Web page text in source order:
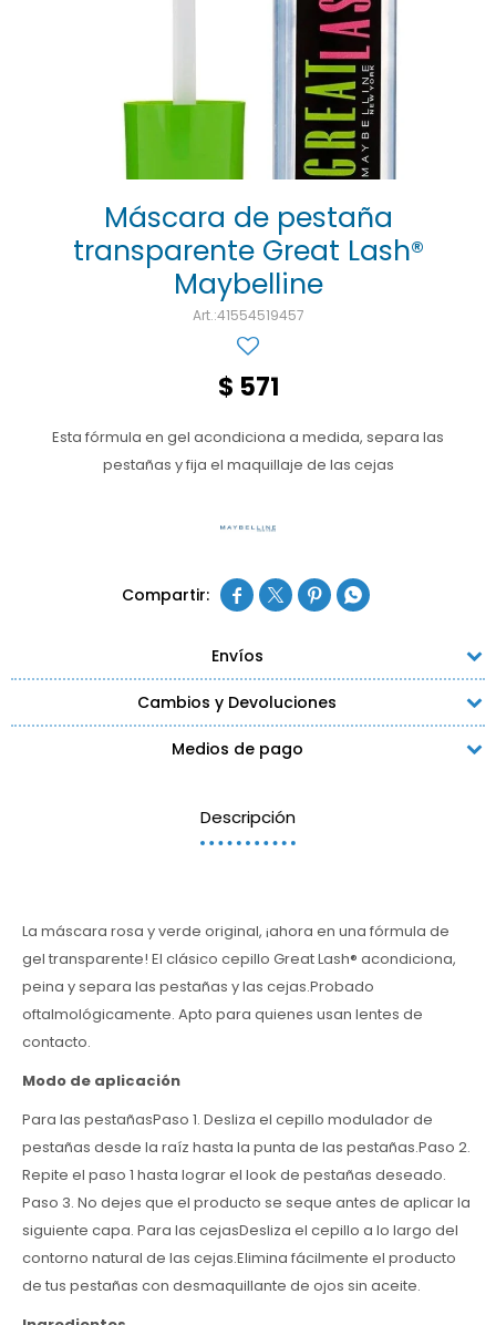
Máscara de pestaña
transparente Great Lash®
Maybelline
41554519457
$ 571
Esta fórmula en gel acondiciona a medida, separa las
pestañas y fija el maquillaje de las cejas
   
Envíos
Cambios y Devoluciones
Medios de pago
Descripción
La máscara rosa y verde original, ¡ahora en una fórmula de
gel transparente! El clásico cepillo Great Lash® acondiciona,
peina y separa las pestañas y las cejas.Probado
oftalmológicamente. Apto para quienes usan lentes de
contacto.
Modo de aplicación
Para las pestañasPaso 1. Desliza el cepillo modulador de
pestañas desde la raíz hasta la punta de las pestañas.Paso 2.
Repite el paso 1 hasta lograr el look de pestañas deseado.
Paso 3. No dejes que el producto se seque antes de aplicar la
siguiente capa. Para las cejasDesliza el cepillo a lo largo del
contorno natural de las cejas.Elimina fácilmente el producto
de tus pestañas con desmaquillante de ojos sin aceite.
Test de autodiagnóstico
Productos fraccionados
Salud sexual y reproductiva
Alimentación
Cuidado personal